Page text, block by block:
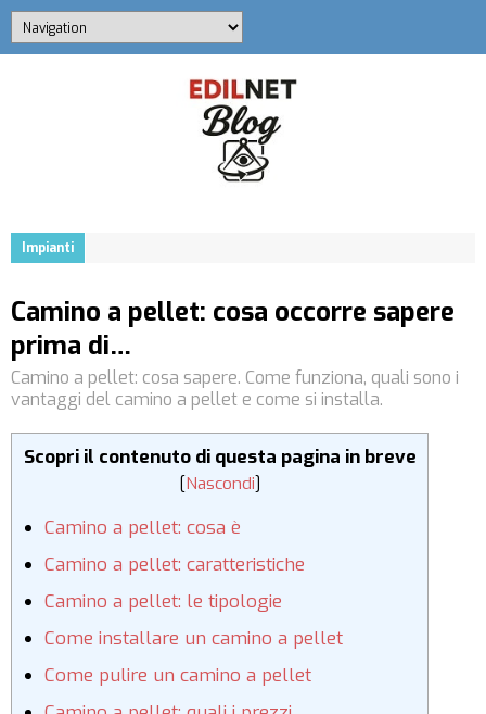
Impianti
Camino a pellet: cosa occorre sapere
prima di…
Camino a pellet: cosa sapere. Come funziona, quali sono i
vantaggi del camino a pellet e come si installa.
Scopri il contenuto di questa pagina in breve
[Nascondi]
Camino a pellet: cosa è
Camino a pellet: caratteristiche
Camino a pellet: le tipologie
Come installare un camino a pellet
Come pulire un camino a pellet